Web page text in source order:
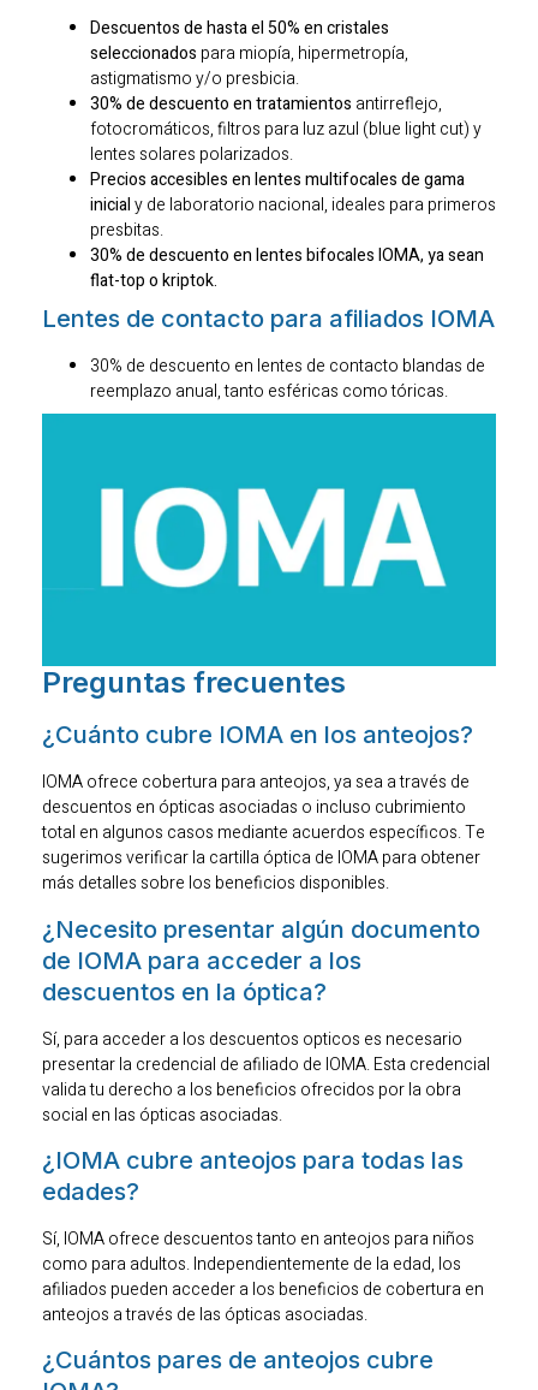
Descuentos de hasta el 50% en cristales
seleccionados para miopía, hipermetropía,
astigmatismo y/o presbicia.
30% de descuento en tratamientos antirreflejo,
fotocromáticos, filtros para luz azul (blue light cut) y
lentes solares polarizados.
Precios accesibles en lentes multifocales de gama
inicialy de laboratorio nacional, ideales para primeros
presbitas.
30% de descuento en lentes bifocales IOMA, ya sean
flat-top o kriptok.
Lentes de contacto para afiliados IOMA
30% de descuento en lentes de contacto blandas de
reemplazo anual, tanto esféricas como tóricas.
Preguntas frecuentes
¿Cuánto cubre IOMA en los anteojos?
IOMA ofrece cobertura para anteojos, ya sea a través de
descuentos en ópticas asociadas o incluso cubrimiento
total en algunos casos mediante acuerdos específicos. Te
sugerimos verificar la cartilla óptica de IOMA para obtener
más detalles sobre los beneficios disponibles.
¿Necesito presentar algún documento
de IOMA para acceder a los
descuentos en la óptica?
Sí, para acceder a los descuentos opticos es necesario
presentar la credencial de afiliado de IOMA. Esta credencial
valida tu derecho a los beneficios ofrecidos por la obra
social en las ópticas asociadas.
¿IOMA cubre anteojos para todas las
edades?
Sí, IOMA ofrece descuentos tanto en anteojos para niños
como para adultos. Independientemente de la edad, los
afiliados pueden acceder a los beneficios de cobertura en
anteojos a través de las ópticas asociadas.
¿Cuántos pares de anteojos cubre